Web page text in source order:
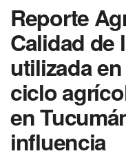
Reporte
Calidad de
utilizada
ciclo
en
influencia